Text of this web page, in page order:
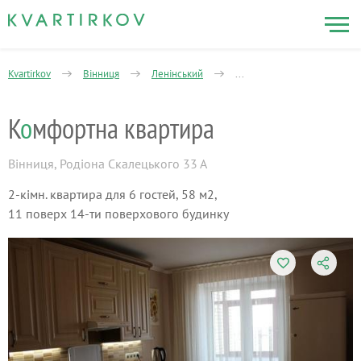
Kvartirkov Вінниця Ленінський Жилмассив Свердловский
Комфортна квартира
Вінниця, Родіона Скалецького 33 А
2-кімн. квартира для 6 гостей, 58 м2,
11 поверх 14-ти поверхового будинку